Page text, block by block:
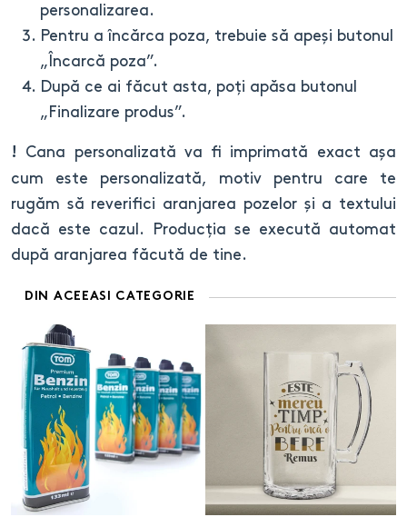
personalizarea.
Pentru a încărca poza, trebuie să apeși butonul
„Încarcă poza”.
După ce ai făcut asta, poți apăsa butonul
„Finalizare produs”.
!
Cana personalizată va fi imprimată exact așa
cum este personalizată, motiv pentru care te
rugăm să reverifici aranjarea pozelor și a textului
dacă este cazul. Producția se execută automat
după aranjarea făcută de tine.
DIN ACEEASI CATEGORIE